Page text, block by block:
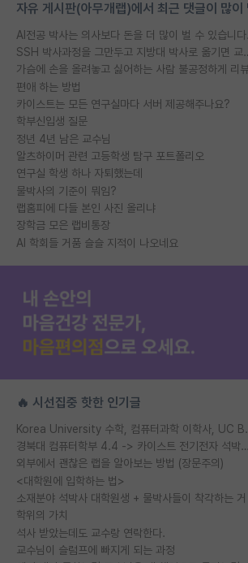
자유 게시판(아무개랩)에서 최근 댓글이 많이
AI전공 박사는 의사보다 돈을 더 많이 벌 수 있습니다.
SSH 박사과정을 그만
가슴에 손을 올려놓고 싫어하는 사람 불공정하게 리
편애 하는 방법
카이스트는 모든 연구실마다 서버 제공해주나요?
학부신입생 질문
정년 4년 남은 교수님
알츠하이머 관련 고등학생 탐구 포트폴리오
연구실 학생 하나 자퇴했는데
물박사의 기준이 뭐임?
랩홈피에 다들 본인 사진 올리냐
장학금 모은 랩비통장
AI 학회들 거품 슬슬 지적이 나오네요
🔥 시선집중 핫한 인기글
Korea University 수
경북대 컴퓨터학부 4.4 -> 카이스트 전기전자 석박사통합과정 합격
외부에서 괜찮은 랩을 알아보는 방법 (장문주의)
<대학원에 입학하는 법>
소재분야 석박사 대학원생 + 물박사들이 착각하는 거
학위의 가치
석사 받았는데도 교수랑 연락한다.
교수님이 슬럼프에 빠지게 되는 과정